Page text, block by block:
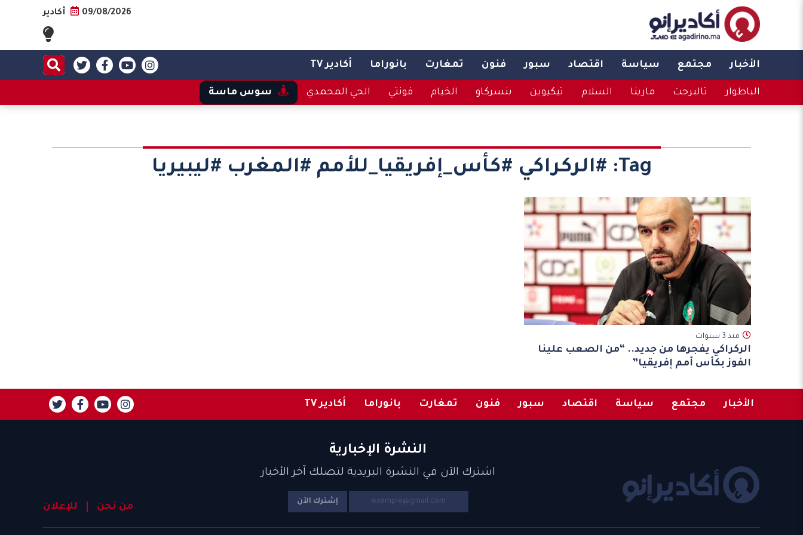
09/08/2026 أكادير
الأخبار مجتمع سياسة اقتصاد سبور فنون تمغارت بانوراما أكادير TV
الباطوار تالبرجت مارينا السلام تيكيوين بنسركاو الخيام فونتي الحي المحمدي سوس ماسة
Tag: #الركراكي #كأس_إفريقيا_للأمم #المغرب #ليبيريا
مند 3 سنوات
الركراكي يفجرها من جديد.. “من الصعب علينا
الفوز بكأس أمم إفريقيا”
الأخبار مجتمع سياسة اقتصاد سبور فنون تمغارت بانوراما أكادير TV
النشرة الإخبارية
اشترك الآن في النشرة البريدية لتصلك آخر الأخبار
إشترك الآن من نحن للإعلان